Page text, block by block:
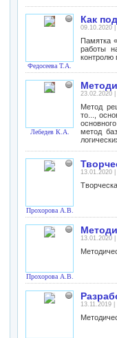
Федосеева Т.А.
Как
09.10.2020
Памятка
работы
контролю
Лебедев К.А.
23.02.2020
Метод
то...,
метод
Прохорова А.В.
13.01.2020
Прохорова А.В.
13.01.2020
13.11.2019